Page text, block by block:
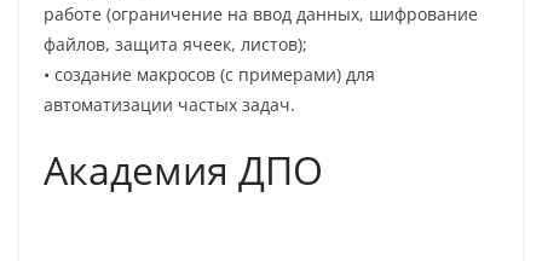
работе (ограничение на ввод данных, шифрование
файлов, защита ячеек, листов);
• создание макросов (с примерами) для
автоматизации частых задач.
Академия ДПО